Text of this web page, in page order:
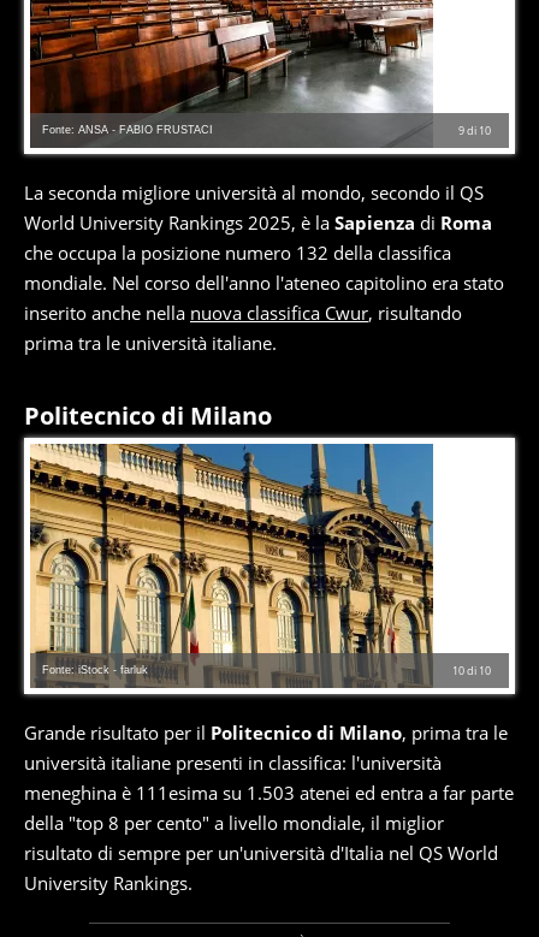
9di 10
Fonte: ANSA - FABIO FRUSTACI
La seconda migliore università al mondo, secondo il QS
World University Rankings 2025, è la Sapienza di Roma
che occupa la posizione numero 132 della classifica
mondiale. Nel corso dell'anno l'ateneo capitolino era stato
inserito anche nella nuova classifica Cwur, risultando
prima tra le università italiane.
Politecnico di Milano
10di 10
Fonte: iStock - farluk
Grande risultato per il Politecnico di Milano, prima tra le
università italiane presenti in classifica: l'università
meneghina è 111esima su 1.503 atenei ed entra a far parte
della "top 8 per cento" a livello mondiale, il miglior
risultato di sempre per un'università d'Italia nel QS World
University Rankings.